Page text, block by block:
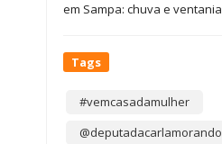
em Sampa: chuva e ventania
Tags
#vemcasadamulher
@deputadacarlamorando